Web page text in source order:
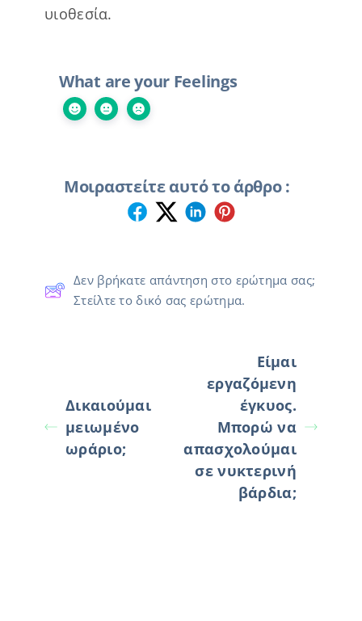
υιοθεσία.
What are your Feelings
Μοιραστείτε αυτό το άρθρο :
Δεν βρήκατε απάντηση στο ερώτημα σας;
Στείλτε το δικό σας ερώτημα.
Δικαιούμαι
μειωμένο
ωράριο;
Είμαι
εργαζόμενη
έγκυος.
Μπορώ να
απασχολούμαι
σε νυκτερινή
βάρδια;